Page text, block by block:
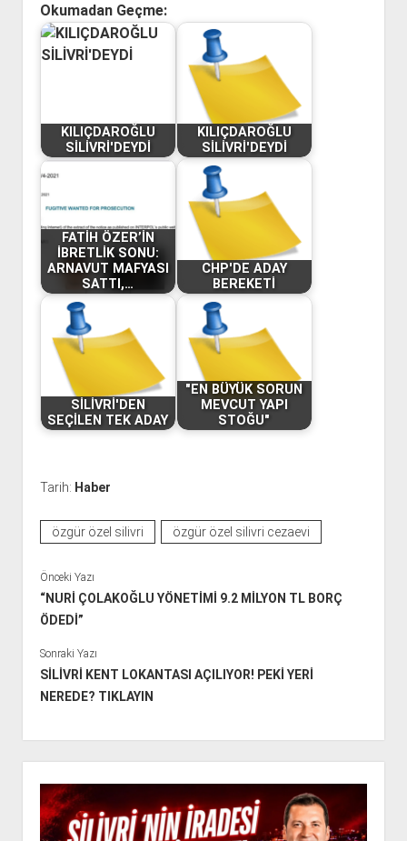
Okumadan Geçme:
KILIÇDAROĞLU
SİLİVRİ'DEYDİ
KILIÇDAROĞLU
SİLİVRİ'DEYDİ
FATİH ÖZER’İN
İBRETLİK SONU:
ARNAVUT MAFYASI
SATTI,…
CHP'DE ADAY
BEREKETİ
SİLİVRİ'DEN
SEÇİLEN TEK ADAY
"EN BÜYÜK SORUN
MEVCUT YAPI
STOĞU"
Tarih: Haber
özgür özel silivri özgür özel silivri cezaevi
Önceki Yazı
“NURİ ÇOLAKOĞLU YÖNETİMİ 9.2 MİLYON TL BORÇ
ÖDEDİ”
Sonraki Yazı
SİLİVRİ KENT LOKANTASI AÇILIYOR! PEKİ YERİ
NEREDE? TIKLAYIN